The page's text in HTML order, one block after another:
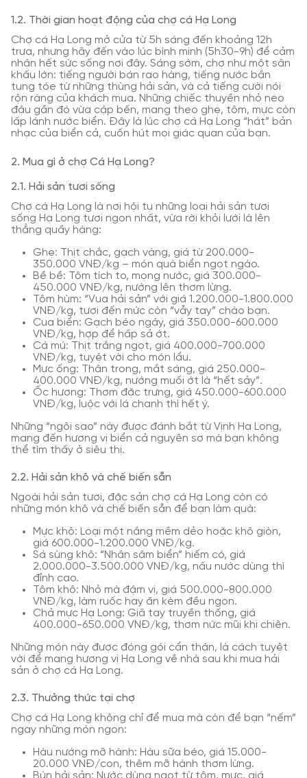
1.2. Thời gian hoạt động của chợ cá Hạ Long
Chợ cá Hạ Long mở cửa từ 5h sáng đến khoảng 12h
trưa, nhưng hãy đến vào lúc bình minh (5h30-9h) để cảm
nhận hết sức sống nơi đây. Sáng sớm, chợ như một sân
khấu lớn: tiếng người bán rao hàng, tiếng nước bắn
tung tóe từ những thùng hải sản, và cả tiếng cười nói
rộn ràng của khách mua. Những chiếc thuyền nhỏ neo
đậu gần đó vừa cập bến, mang theo ghẹ, tôm, mực còn
lấp lánh nước biển. Đây là lúc chợ cá Hạ Long “hát” bản
nhạc của biển cả, cuốn hút mọi giác quan của bạn.
2. Mua gì ở chợ Cá Hạ Long?
2.1. Hải sản tươi sống
Chợ cá Hạ Long là nơi hội tụ những loại hải sản tươi
sống Hạ Long tươi ngon nhất, vừa rời khỏi lưới là lên
thẳng quầy hàng:
Ghẹ: Thịt chắc, gạch vàng, giá từ 200.000-
350.000 VNĐ/kg – món quà biển ngọt ngào.
Bề bề: Tôm tích to, mọng nước, giá 300.000-
450.000 VNĐ/kg, nướng lên thơm lừng.
Tôm hùm: “Vua hải sản” với giá 1.200.000-1.800.000
VNĐ/kg, tươi đến mức còn “vẫy tay” chào bạn.
Cua biển: Gạch béo ngậy, giá 350.000-600.000
VNĐ/kg, hợp để hấp sả ớt.
Cá mú: Thịt trắng ngọt, giá 400.000-700.000
VNĐ/kg, tuyệt vời cho món lẩu.
Mực ống: Thân trong, mắt sáng, giá 250.000-
400.000 VNĐ/kg, nướng muối ớt là “hết sảy”.
Ốc hương: Thơm đặc trưng, giá 450.000-600.000
VNĐ/kg, luộc với lá chanh thì hết ý.
Những “ngôi sao” này được đánh bắt từ Vịnh Hạ Long,
mang đến hương vị biển cả nguyên sơ mà bạn không
thể tìm thấy ở siêu thị.
2.2. Hải sản khô và chế biến sẵn
Ngoài hải sản tươi, đặc sản chợ cá Hạ Long còn có
những món khô và chế biến sẵn để bạn làm quà:
Mực khô: Loại một nắng mềm dẻo hoặc khô giòn,
giá 600.000-1.200.000 VNĐ/kg.
Sá sùng khô: “Nhân sâm biển” hiếm có, giá
2.000.000-3.500.000 VNĐ/kg, nấu nước dùng thì
đỉnh cao.
Tôm khô: Nhỏ mà đậm vị, giá 500.000-800.000
VNĐ/kg, làm ruốc hay ăn kèm đều ngon.
Chả mực Hạ Long: Giã tay truyền thống, giá
400.000-650.000 VNĐ/kg, thơm nức mũi khi chiên.
Những món này được đóng gói cẩn thận, là cách tuyệt
vời để mang hương vị Hạ Long về nhà sau khi mua hải
sản ở chợ cá Hạ Long.
2.3. Thưởng thức tại chợ
Chợ cá Hạ Long không chỉ để mua mà còn để bạn “nếm”
ngay những món ngon:
Hàu nướng mỡ hành: Hàu sữa béo, giá 15.000-
20.000 VNĐ/con, thêm mỡ hành thơm lừng.